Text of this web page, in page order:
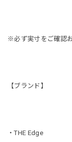
※必ず実寸をご確認
【ブランド】
・THE Edge